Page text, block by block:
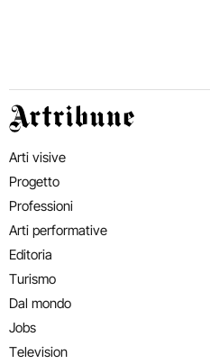
Artribune
Arti visive
Progetto
Professioni
Arti performative
Editoria
Turismo
Dal mondo
Jobs
Television